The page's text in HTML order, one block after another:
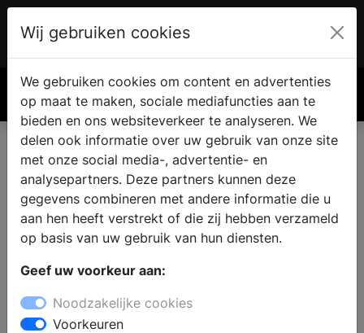
€ 0.00
Wij gebruiken cookies
We gebruiken cookies om content en advertenties
op maat te maken, sociale mediafuncties aan te
bieden en ons websiteverkeer te analyseren. We
delen ook informatie over uw gebruik van onze site
met onze social media-, advertentie- en
analysepartners. Deze partners kunnen deze
gegevens combineren met andere informatie die u
aan hen heeft verstrekt of die zij hebben verzameld
op basis van uw gebruik van hun diensten.
Geef uw voorkeur aan:
Noodzakelijke cookies
Voorkeuren